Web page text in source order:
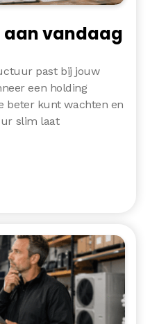
aan vandaag
past bij jouw
een holding
beter kunt wachten en
slim laat